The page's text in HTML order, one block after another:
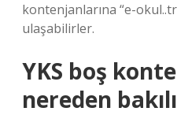
kontenjanlarına “e-
ulaşabilirler.
YKS boş
nereden